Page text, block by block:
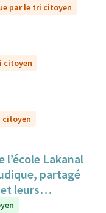
par le tri citoyen
citoyen
citoyen
Lakanal
partagé
leurs